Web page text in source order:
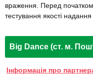
враження. Перед
тестування якості надання
Big Dance (ст. м.
Інформація про